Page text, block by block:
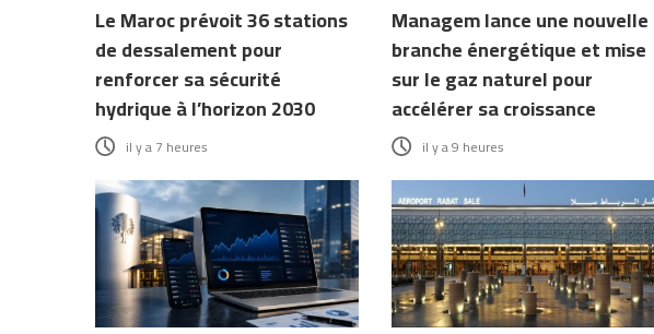
Le Maroc prévoit 36 stations
de dessalement pour
renforcer sa sécurité
hydrique à l’horizon 2030
il y a 7 heures
Managem lance une nouvelle
branche énergétique et mise
sur le gaz naturel pour
accélérer sa croissance
il y a 9 heures